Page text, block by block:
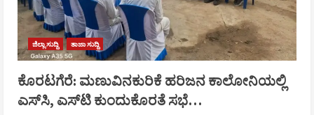
ಜಿಲ್ಲಾ ಸುದ್ದಿ ತಾಜಾ ಸುದ್ದಿ
ಕೊರಟಗೆರೆ: ಮಣುವಿನಕುರಿಕೆ ಹರಿಜನ ಕಾಲೋನಿಯಲ್ಲಿ
ಎಸ್‌ಸಿ, ಎಸ್‌ಟಿ ಕುಂದುಕೊರತೆ ಸಭೆ…